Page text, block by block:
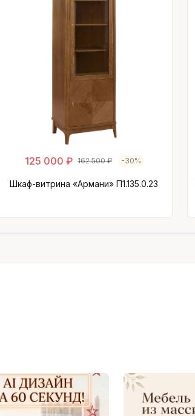
125 000 ₽ 162 500 ₽ -30%
Шкаф-витрина «Армани» П1.135.0.23